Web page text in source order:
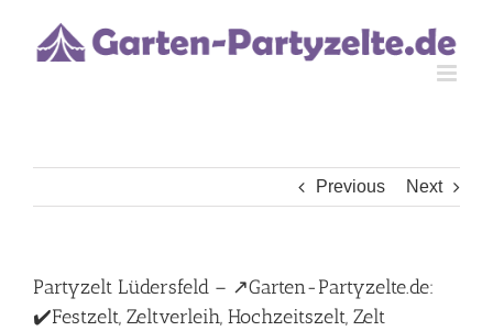
content
Previous Next
Partyzelt Lüdersfeld – ↗️Garten-Partyzelte.de:
✔️Festzelt, Zeltverleih, Hochzeitszelt, Zelt